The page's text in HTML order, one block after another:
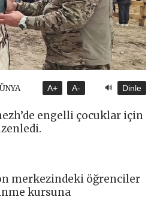
A+ A- 🔊 Dinle
engelli çocuklar için
merkezindeki öğrenciler
kursuna